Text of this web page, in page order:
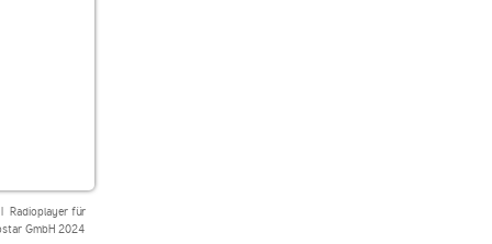
Radioplayer für
GmbH 2024